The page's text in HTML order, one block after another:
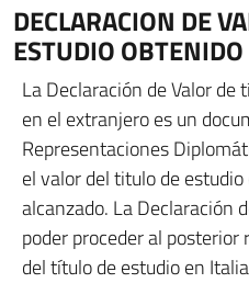
DECLARACION DE
ESTUDIO
La Declaración de Valor
en el extranjero es un
Representaciones
el valor del titulo de
alcanzado. La Declaración
poder proceder al
del título de estudio en